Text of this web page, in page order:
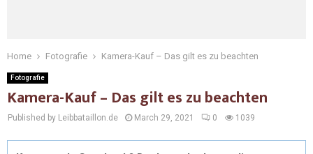
Home Fotografie Kamera-Kauf – Das gilt es zu beachten
Fotografie
Kamera-Kauf – Das gilt es zu beachten
Published by Leibbataillon.de March 29, 2021 0 1039